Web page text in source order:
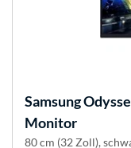
Samsung
Monitor
80 cm (32 Zoll),